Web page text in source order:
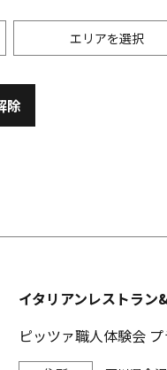
エリアを選択
)除
イタリアンレストラン
ピッツァ職人体験会